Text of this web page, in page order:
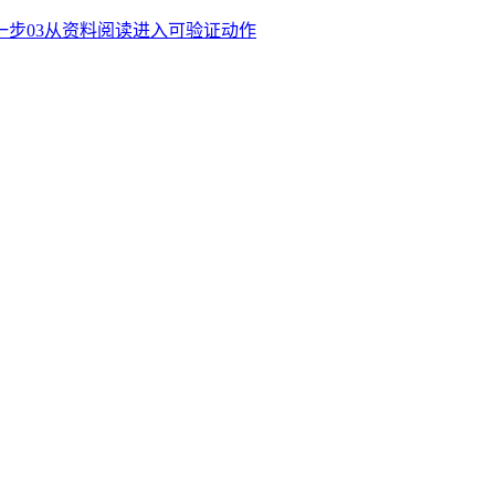
步03从资料阅读进入可验证动作